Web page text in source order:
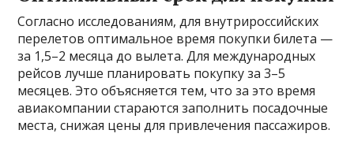
Согласно исследованиям, для внутрироссийских
перелетов оптимальное время покупки билета —
за 1,5–2 месяца до вылета. Для международных
рейсов лучше планировать покупку за 3–5
месяцев. Это объясняется тем, что за это время
авиакомпании стараются заполнить посадочные
места, снижая цены для привлечения пассажиров.